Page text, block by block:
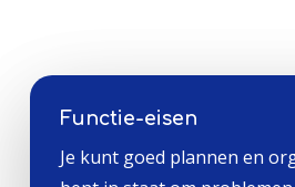
Functie-eisen
Je kunt goed plannen en